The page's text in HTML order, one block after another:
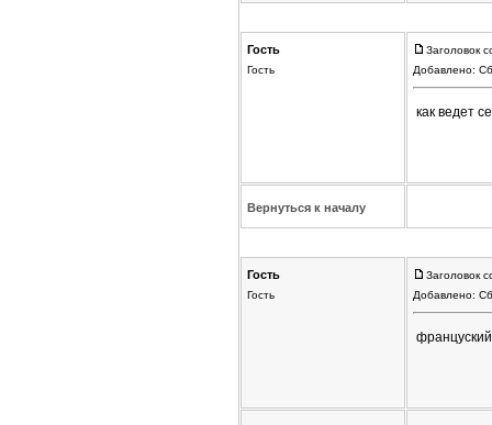
Гость
Гость
Заголовок
Добавлено:
как ведет
Вернуться к началу
Гость
Гость
Заголовок
Добавлено: